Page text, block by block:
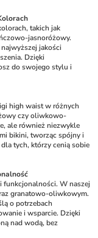
takich jak
jasnoróżowy.
jakości
Dzięki
do swojego stylu i
high waist w różnych
czy oliwkowo-
ale również niezwykle
bikini, tworząc spójny i
tych, którzy cenią sobie
funkcjonalności. W naszej
granatowo-oliwkowym.
o potrzebach
i wsparcie. Dzięki
nad wodą, bez